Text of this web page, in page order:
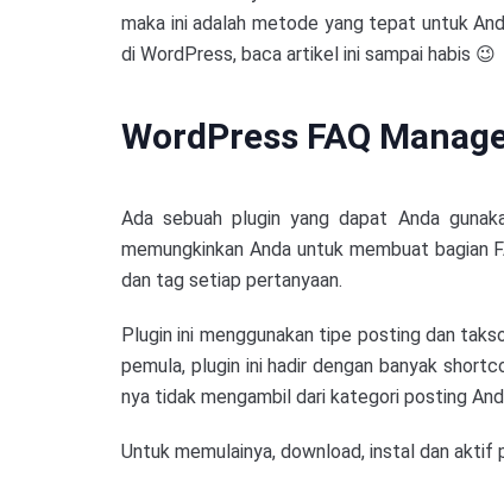
maka ini adalah metode yang tepat untuk
di WordPress, baca artikel ini sampai habis 😉
WordPress FAQ
Ada sebuah plugin yang dapat Anda
memungkinkan Anda untuk membuat bagian
dan tag setiap pertanyaan.
Plugin ini menggunakan tipe posting dan
pemula, plugin ini hadir dengan banyak
nya tidak mengambil dari kategori posting
Untuk memulainya, download, instal dan aktif